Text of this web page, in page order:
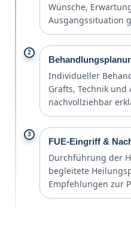
Wünsche,
Ausgangssituation
2
Individueller
Grafts, Technik
nachvollziehbar
3
FUE-Eingriff &
Durchführung der
begleitete
Empfehlungen zur